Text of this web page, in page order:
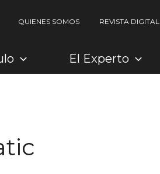
QUIENES SOMOS REVISTA DIGITAL
El Experto